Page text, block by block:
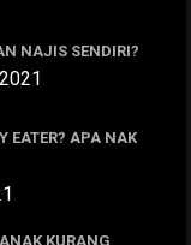
NAJIS SENDIRI?
EATER? APA NAK
KURANG